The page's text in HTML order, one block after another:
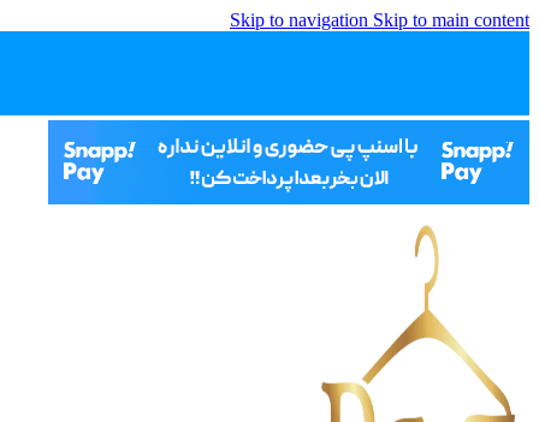
Skip to navigation Skip to main content